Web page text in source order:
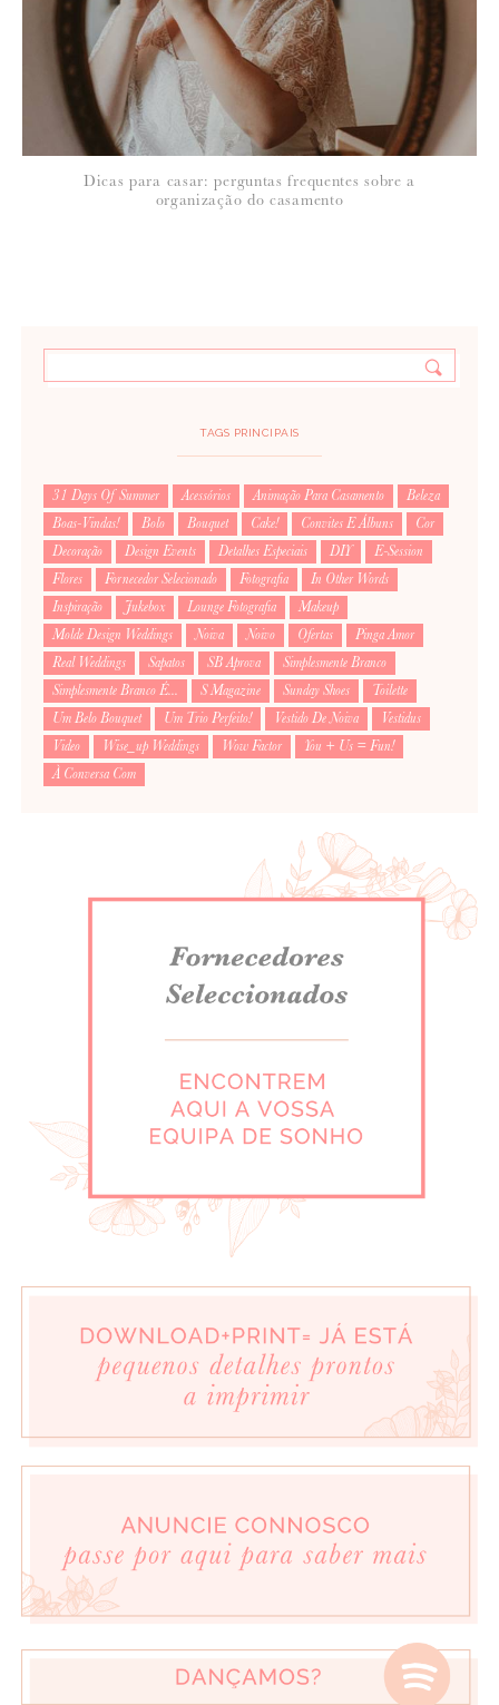
Dicas para casar: perguntas frequentes sobre a
organização do casamento
TAGS PRINCIPAIS
31 Days Of Summer Acessórios Animação Para Casamento
Beleza
Boas-Vindas!
Bolo Bouquet Cake! Convites E Álbuns
Cor
Decoração
Design Events Detalhes Especiais DIY
E-Session
Flores
Fornecedor Selecionado Fotografia
In Other Words
Inspiração
Jukebox Lounge Fotografia
Makeup
Molde Design Weddings
Noiva Noivo Ofertas
Pinga Amor
Real Weddings
Sapatos SB Aprova
Simplesmente Branco
Simplesmente Branco É...
S Magazine Sunday Shoes
Toilette
Um Belo Bouquet
Um Trio Perfeito! Vestido De Noiva
Vestidus
Video
Wise_up Weddings Wow Factor
You + Us = Fun!
À Conversa Com